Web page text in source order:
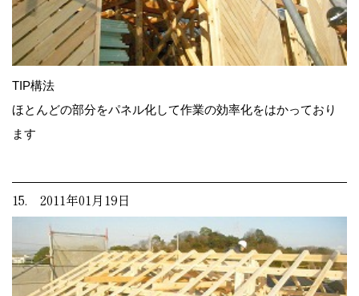
TIP構法
ほとんどの部分をパネル化して作業の効率化をはかっており
ます
15. 2011年01月19日